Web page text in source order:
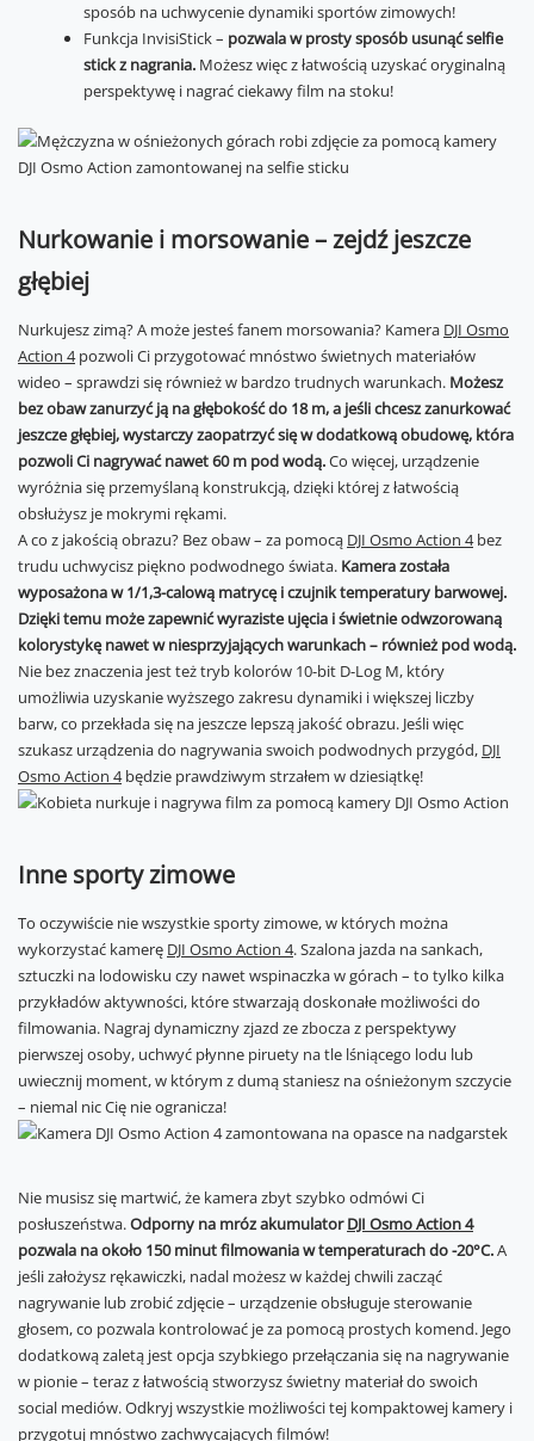
sposób na uchwycenie dynamiki sportów zimowych!
Funkcja InvisiStick – pozwala w prosty sposób usunąć selfie
stick z nagrania. Możesz więc z łatwością uzyskać oryginalną
perspektywę i nagrać ciekawy film na stoku!
Nurkowanie i morsowanie – zejdź jeszcze
głębiej
Nurkujesz zimą? A może jesteś fanem morsowania? Kamera DJI Osmo
Action 4pozwoli Ci przygotować mnóstwo świetnych materiałów
wideo – sprawdzi się również w bardzo trudnych warunkach. Możesz
bez obaw zanurzyć ją na głębokość do 18 m, a jeśli chcesz zanurkować
jeszcze głębiej, wystarczy zaopatrzyć się w dodatkową obudowę, która
pozwoli Ci nagrywać nawet 60 m pod wodą.Co więcej, urządzenie
wyróżnia się przemyślaną konstrukcją, dzięki której z łatwością
obsłużysz je mokrymi rękami.
A co z jakością obrazu? Bez obaw – za pomocą DJI Osmo Action 4bez
trudu uchwycisz piękno podwodnego świata. Kamera została
wyposażona w 1/1,3-calową matrycę i czujnik temperatury barwowej.
Dzięki temu może zapewnić wyraziste ujęcia i świetnie odwzorowaną
kolorystykę nawet w niesprzyjających warunkach – również pod wodą.
Nie bez znaczenia jest też tryb kolorów 10-bit D-Log M, który
umożliwia uzyskanie wyższego zakresu dynamiki i większej liczby
barw, co przekłada się na jeszcze lepszą jakość obrazu. Jeśli więc
szukasz urządzenia do nagrywania swoich podwodnych przygód, DJI
Osmo Action 4będzie prawdziwym strzałem w dziesiątkę!
Inne sporty zimowe
To oczywiście nie wszystkie sporty zimowe, w których można
wykorzystać kamerę DJI Osmo Action 4. Szalona jazda na sankach,
sztuczki na lodowisku czy nawet wspinaczka w górach – to tylko kilka
przykładów aktywności, które stwarzają doskonałe możliwości do
filmowania. Nagraj dynamiczny zjazd ze zbocza z perspektywy
pierwszej osoby, uchwyć płynne piruety na tle lśniącego lodu lub
uwiecznij moment, w którym z dumą staniesz na ośnieżonym szczycie
– niemal nic Cię nie ogranicza!
Nie musisz się martwić, że kamera zbyt szybko odmówi Ci
posłuszeństwa.Odporny na mróz akumulatorDJI Osmo Action 4
pozwala na około 150 minut filmowania w temperaturach do -20°C.A
jeśli założysz rękawiczki, nadal możesz w każdej chwili zacząć
nagrywanie lub zrobić zdjęcie – urządzenie obsługuje sterowanie
głosem, co pozwala kontrolować je za pomocą prostych komend. Jego
dodatkową zaletą jest opcja szybkiego przełączania się na nagrywanie
w pionie – teraz z łatwością stworzysz świetny materiał do swoich
social mediów. Odkryj wszystkie możliwości tej kompaktowej kamery i
przygotuj mnóstwo zachwycających filmów!